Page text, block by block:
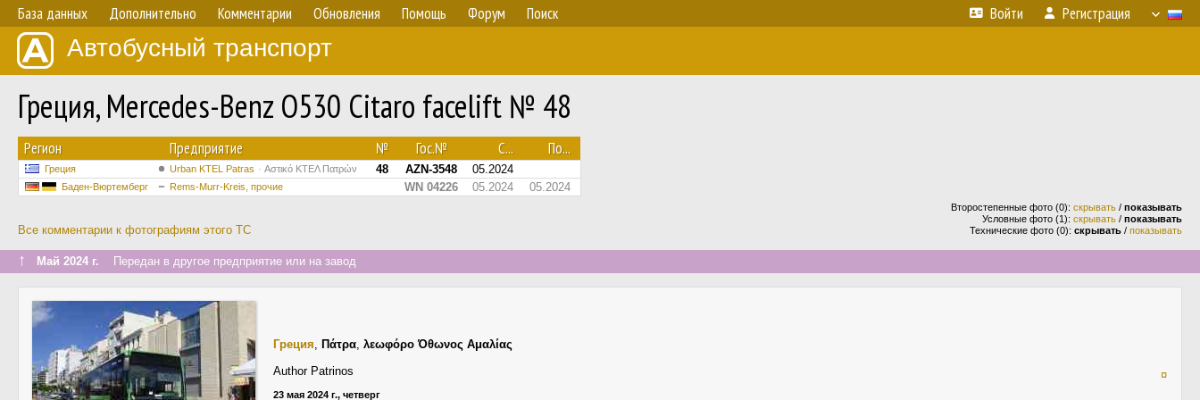
База данных Дополнительно Комментарии Обновления Помощь Форум Поиск Войти Регистрация
Автобусный транспорт
Греция, Mercedes-Benz O530 Citaro facelift № 48
Регион Предприятие № Гос.№ С... По...
Греция Urban KTEL Patras Αστικό ΚΤΕΛ Πατρών 48 AZN-3548 05.2024
Баден-Вюртемберг Rems-Murr-Kreis, прочие WN 04226 05.2024 05.2024
Все комментарии к фотографиям этого ТС
Второстепенные фото (0): скрывать / показывать
Условные фото (1): скрывать / показывать
Технические фото (0): скрывать / показывать
↑ Май 2024 г. Передан в другое предприятие или на завод
Греция, Πάτρα, λεωφόρο Όθωνος Αμαλίας
Author Patrinos
23 мая 2024 г., четверг
¤